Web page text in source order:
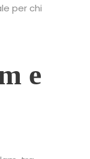
per chi
e